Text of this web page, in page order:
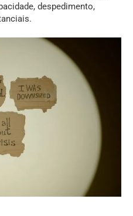
despedimento,